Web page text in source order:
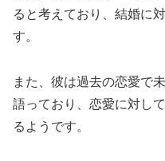
ると考えており、結婚に
す。
また、彼は過去の恋愛で
語っており、恋愛に対し
るようです。